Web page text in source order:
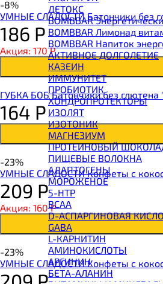
ДЕТОКС
BOMBBAR
BOMBBAR Лимонад
BOMBBAR Напиток
АКТИВНОЕ ДОЛГОЛЕТИЕ
КАЗЕИН
ИММУНИТЕТ
ПРОБИОТИК
ХОНДРОПРОТЕКТОРЫ
ИЗОЛЯТ
ИЗОТОНИК
МАГНЕЗИУМ
ПРОТЕИНОВЫЙ
ПИЩЕВЫЕ ВОЛОКНА
АДАПТОГЕНЫ
МОРОЖЕНОЕ
5-HTP
BCAA
D-АСПАРГИНОВАЯ
GABA
L-КАРНИТИН
АМИНОКИСЛОТЫ
АРГИНИН
БЕТА-АЛАНИН
-8%
УМНЫЕ СЛАДОСТИ Батончики без
186 Р
Акция: 170Р
ГУБКА БОБ Батончики без глютена
164 Р
-23%
УМНЫЕ СЛАДОСТИ Конфеты с
209 Р
Акция: 160Р
-23%
УМНЫЕ СЛАДОСТИ Конфеты с